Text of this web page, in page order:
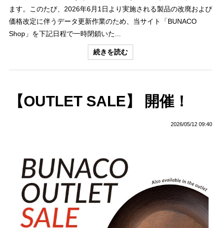
ます。このたび、2026年6月1日より実施される製品の改廃および
価格改定に伴うデータ更新作業のため、当サイト「BUNACO
Shop」を下記日程で一時閉鎖いた...
続きを読む
【OUTLET SALE】 開催！
2026/05/12 09:40